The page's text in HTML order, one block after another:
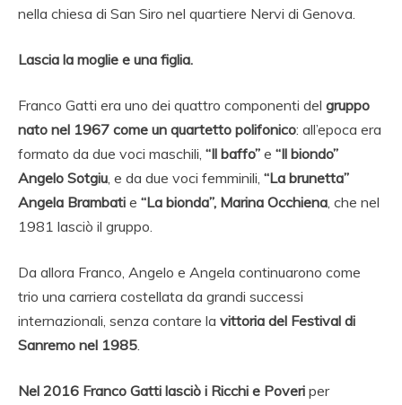
nella chiesa di San Siro nel quartiere Nervi di Genova.
Lascia la moglie e una figlia.
Franco Gatti era uno dei quattro componenti del gruppo
nato nel 1967 come un quartetto polifonico: all’epoca era
formato da due voci maschili, “Il baffo” e “Il biondo”
Angelo Sotgiu, e da due voci femminili, “La brunetta”
Angela Brambati e “La bionda”, Marina Occhiena, che nel
1981 lasciò il gruppo.
Da allora Franco, Angelo e Angela continuarono come
trio una carriera costellata da grandi successi
internazionali, senza contare la vittoria del Festival di
Sanremo nel 1985.
Nel 2016 Franco Gatti lasciò i Ricchi e Poveri per